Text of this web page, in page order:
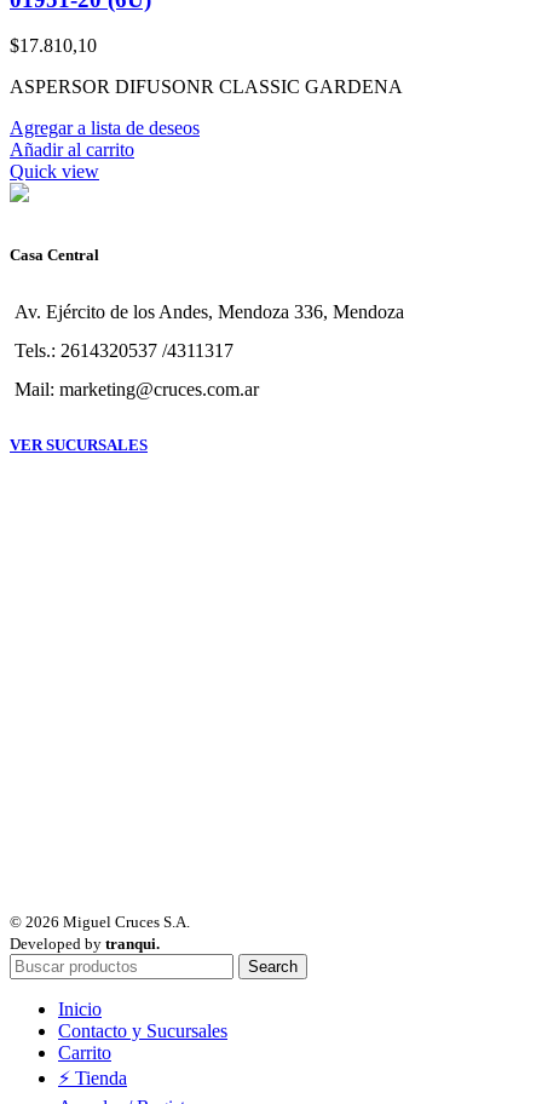
$17.810,10
ASPERSOR DIFUSONR CLASSIC GARDENA
Agregar a lista de deseos
Añadir al carrito
Quick view
Casa Central
Av. Ejército de los Andes, Mendoza 336, Mendoza
Tels.: 2614320537 /4311317
Mail: marketing@cruces.com.ar
VER SUCURSALES
© 2026 Miguel Cruces S.A.
Developed by tranqui.
Search
Inicio
Contacto y Sucursales
Carrito
⚡ Tienda